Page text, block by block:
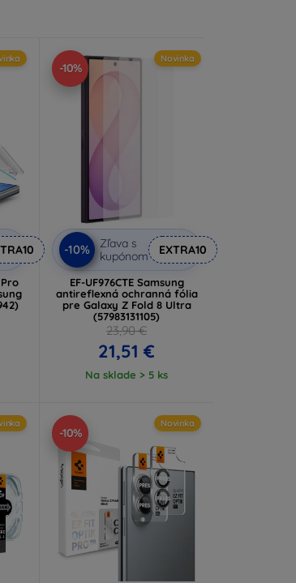
-10%
Novinka
-10%
Zľava s
kupónom
EXTRA10
EF-UF976CTE Samsung
antireflexná ochranná fólia
pre Galaxy Z Fold 8 Ultra
(57983131105)
23,90 €
21,51 €
Na sklade > 5 ks
-10%
Novinka